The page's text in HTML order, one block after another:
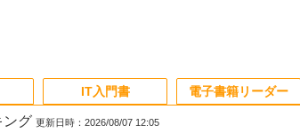
ング 更新日時：2026/08/07 12:05
IT入門書 電子書籍リーダー